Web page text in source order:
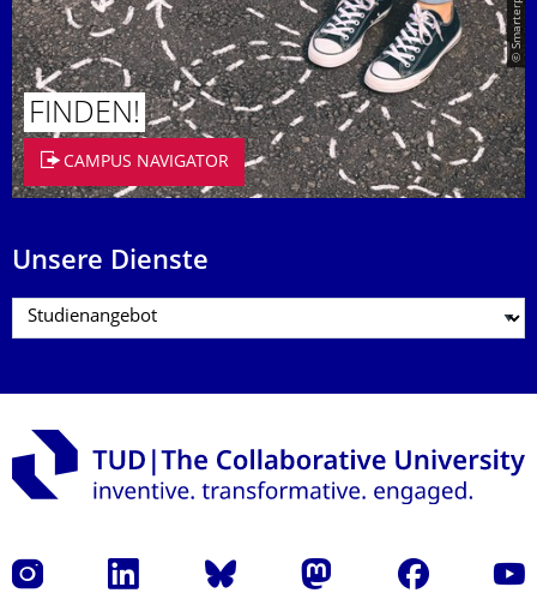
FINDEN!
CAMPUS NAVIGATOR
Unsere Dienste
Instagram LinkedIn Bluesky Mastodon Facebook